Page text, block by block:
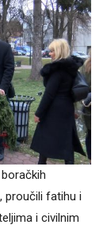
proučili fatihu i
i civilnim